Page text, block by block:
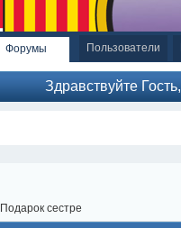
Форумы Пользователи
Здравствуйте
Подарок сестре